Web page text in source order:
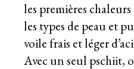
les premières
les types de peau et
voile frais et léger
Avec un seul pschiit,